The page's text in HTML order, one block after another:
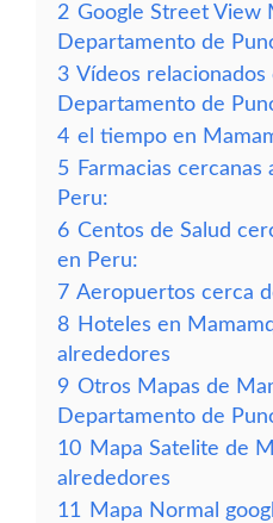
2 Google Street View
Departamento de
3 Vídeos
Departamento de
4 el tiempo en
5 Farmacias
Peru:
6 Centos de Salud
en Peru:
7 Aeropuertos cerca
8 Hoteles en
alrededores
9 Otros Mapas de
Departamento de
10 Mapa Satelite de
alrededores
11
Mapa Normal